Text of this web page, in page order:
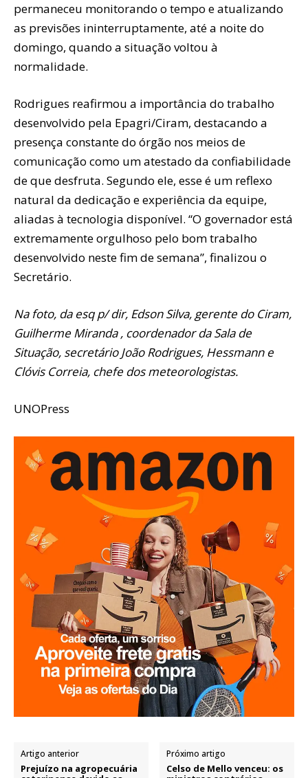
permaneceu monitorando o tempo e atualizando
as previsões ininterruptamente, até a noite do
domingo, quando a situação voltou à
normalidade.
Rodrigues reafirmou a importância do trabalho
desenvolvido pela Epagri/Ciram, destacando a
presença constante do órgão nos meios de
comunicação como um atestado da confiabilidade
de que desfruta. Segundo ele, esse é um reflexo
natural da dedicação e experiência da equipe,
aliadas à tecnologia disponível. “O governador está
extremamente orgulhoso pelo bom trabalho
desenvolvido neste fim de semana”, finalizou o
Secretário.
Na foto, da esq p/ dir, Edson Silva, gerente do Ciram,
Guilherme Miranda , coordenador da Sala de
Situação, secretário João Rodrigues, Hessmann e
Clóvis Correia, chefe dos meteorologistas.
UNOPress
Artigo anterior
Prejuízo na agropecuária
Próximo artigo
Celso de Mello venceu: os